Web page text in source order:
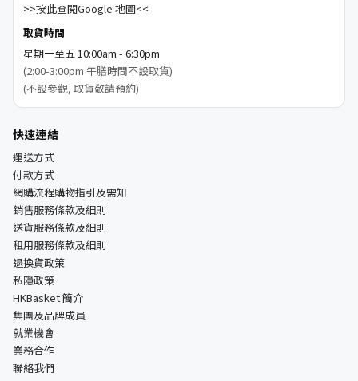
>>按此查閱Google 地圖<<
取貨時間
星期一至五 10:00am - 6:30pm
(2:00-3:00pm 午膳時間不設取貨)
(不設參觀, 取貨敬請預約)
快速連結
運送方式
付款方式
網購流程購物指引及需知
銷售服務條款及細則
送貨服務條款及細則
租用服務條款及細則
退換貨政策
私隱政策
HKBasket 簡介
集團及品牌成員
就業機會
業務合作
聯絡我們